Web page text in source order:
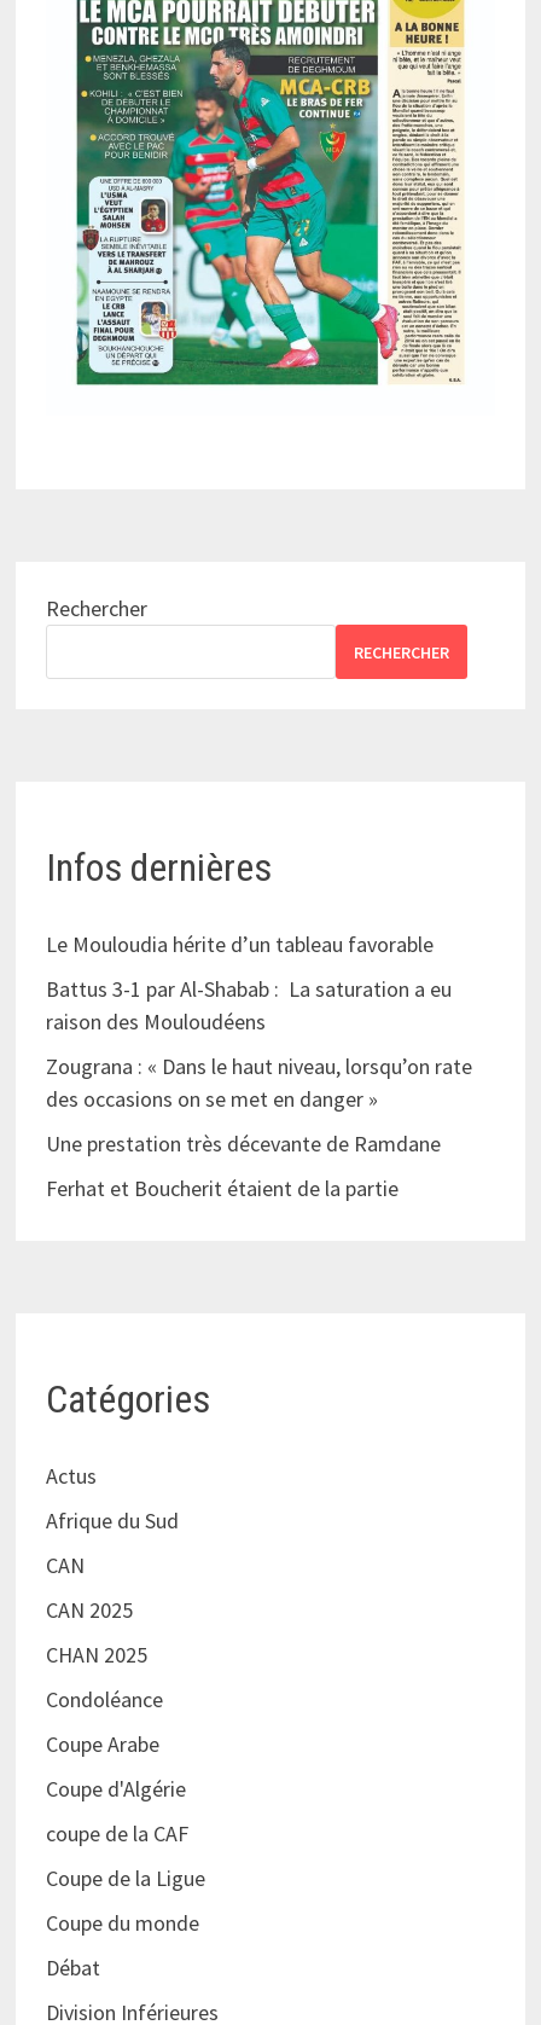
Rechercher
RECHERCHER
Infos dernières
Le Mouloudia hérite d’un tableau favorable
Battus 3-1 par Al-Shabab : La saturation a eu
raison des Mouloudéens
Zougrana : « Dans le haut niveau, lorsqu’on rate
des occasions on se met en danger »
Une prestation très décevante de Ramdane
Ferhat et Boucherit étaient de la partie
Catégories
Actus
Afrique du Sud
CAN
CAN 2025
CHAN 2025
Condoléance
Coupe Arabe
Coupe d'Algérie
coupe de la CAF
Coupe de la Ligue
Coupe du monde
Débat
Division Inférieures